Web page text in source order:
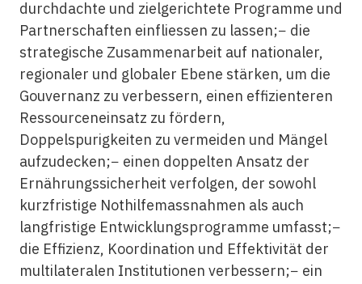
durchdachte und zielgerichtete Programme und
Partnerschaften einfliessen zu lassen;− die
strategische Zusammenarbeit auf nationaler,
regionaler und globaler Ebene stärken, um die
Gouvernanz zu verbessern, einen effizienteren
Ressourceneinsatz zu fördern,
Doppelspurigkeiten zu vermeiden und Mängel
aufzudecken;− einen doppelten Ansatz der
Ernährungssicherheit verfolgen, der sowohl
kurzfristige Nothilfemassnahmen als auch
langfristige Entwicklungsprogramme umfasst;−
die Effizienz, Koordination und Effektivität der
multilateralen Institutionen verbessern;− ein